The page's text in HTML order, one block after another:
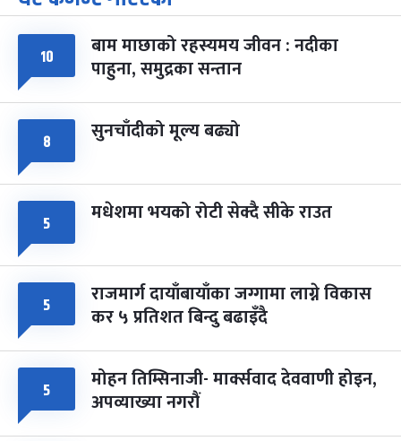
आइत चैत्र ७, २०८३-Mar 21, 2027
८ फागुपूर्णिमा
चैत्र ८, २०८३-Mar 22, 2027
७ महिना बाँकी
१० बाम माछाको रहस्यमय जीवन : नदीका
पाहुना, समुद्रका सन्तान
८ सुनचाँदीको मूल्य बढ्यो
५ मधेशमा भयको रोटी सेक्दै सीके राउत
५ राजमार्ग दायाँबायाँका जग्गामा लाग्ने विकास
कर ५ प्रतिशत बिन्दु बढाइँदै
५ मोहन तिम्सिनाजी- मार्क्सवाद देववाणी होइन,
अपव्याख्या नगरौं